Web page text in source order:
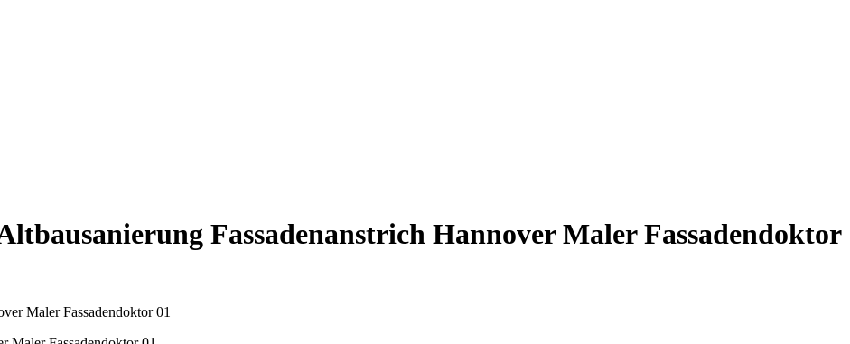
Fassadenanstrich Hannover Maler Fassadendoktor